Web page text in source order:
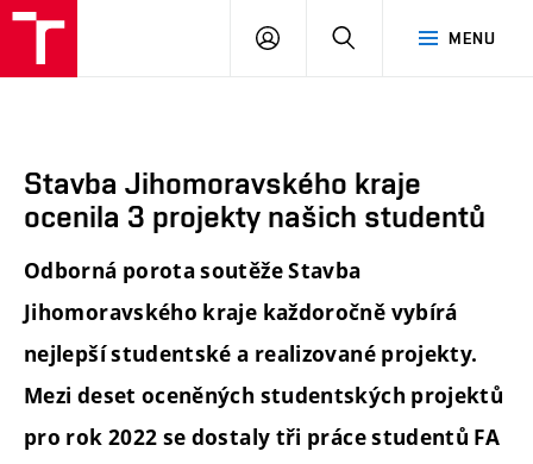
MENU
PŘIHLÁSIT
Stavba Jihomoravského kraje
ocenila 3 projekty našich studentů
Odborná porota soutěže Stavba
Jihomoravského kraje každoročně vybírá
nejlepší studentské a realizované projekty.
Mezi deset oceněných studentských projektů
pro rok 2022 se dostaly tři práce studentů FA